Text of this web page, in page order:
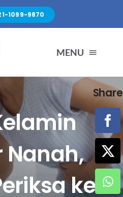
1099-9870
MENU
KAMI
Nanah,
ke
Share